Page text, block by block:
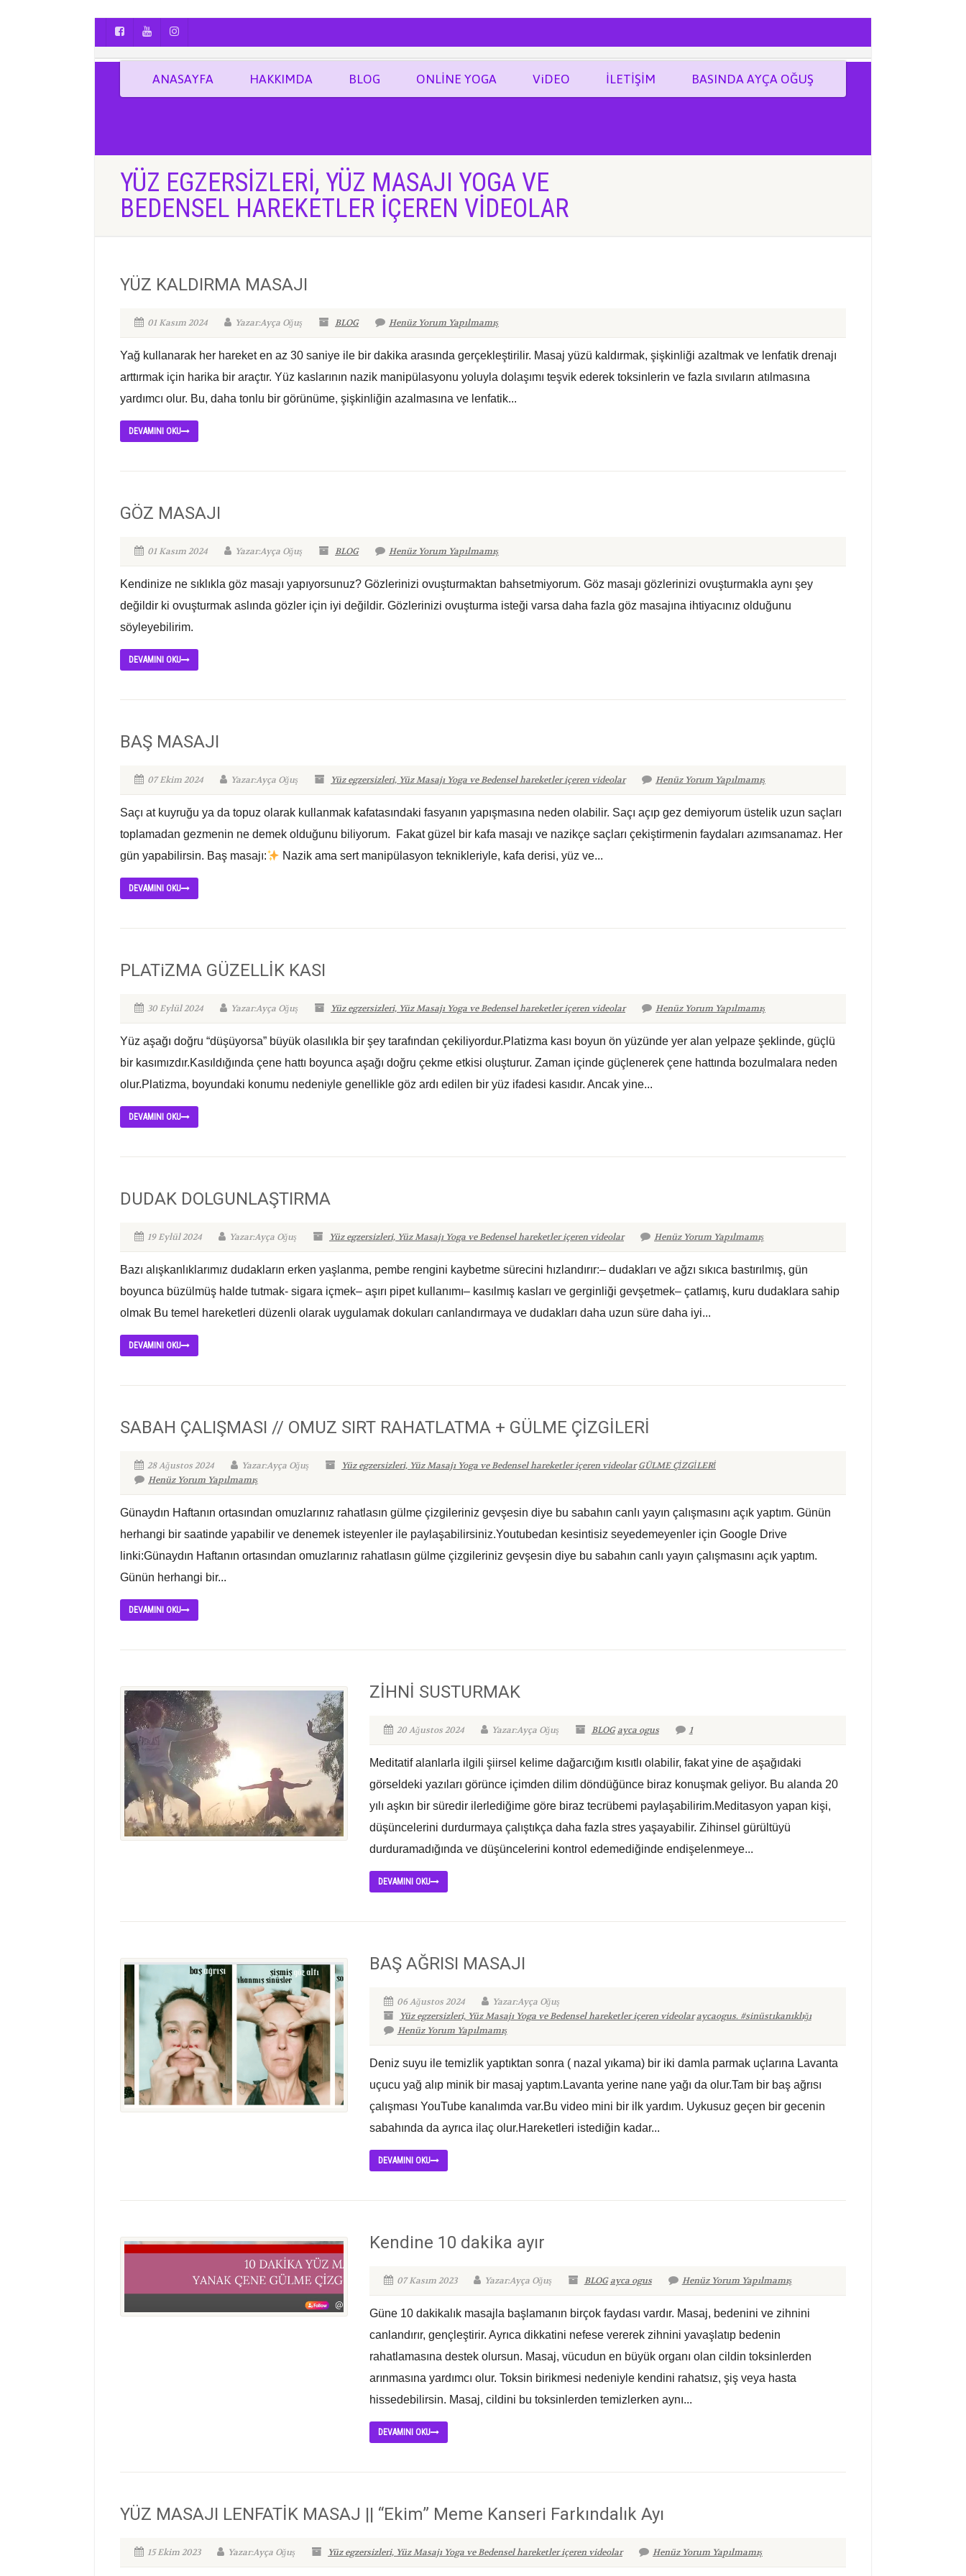
AYÇA OĞUŞ || YOGA | BOZCAADA | FOTOĞRAF
ANASAYFA HAKKIMDA BLOG ONLİNE YOGA ViDEO İLETİŞİM BASINDA AYÇA OĞUŞ
YÜZ EGZERSIZLERI, YÜZ MASAJI YOGA VE
BEDENSEL HAREKETLER IÇEREN VIDEOLAR
YÜZ KALDIRMA MASAJI
01 Kasım 2024 Yazar:Ayça Oğuş BLOG Henüz Yorum Yapılmamış
Yağ kullanarak her hareket en az 30 saniye ile bir dakika arasında gerçekleştirilir. Masaj yüzü kaldırmak, şişkinliği azaltmak ve lenfatik drenajı
arttırmak için harika bir araçtır. Yüz kaslarının nazik manipülasyonu yoluyla dolaşımı teşvik ederek toksinlerin ve fazla sıvıların atılmasına
yardımcı olur. Bu, daha tonlu bir görünüme, şişkinliğin azalmasına ve lenfatik...
DEVAMINI OKU
GÖZ MASAJI
01 Kasım 2024 Yazar:Ayça Oğuş BLOG Henüz Yorum Yapılmamış
Kendinize ne sıklıkla göz masajı yapıyorsunuz? Gözlerinizi ovuşturmaktan bahsetmiyorum. Göz masajı gözlerinizi ovuşturmakla aynı şey
değildir ki ovuşturmak aslında gözler için iyi değildir. Gözlerinizi ovuşturma isteği varsa daha fazla göz masajına ihtiyacınız olduğunu
söyleyebilirim.
DEVAMINI OKU
BAŞ MASAJI
07 Ekim 2024 Yazar:Ayça Oğuş Yüz egzersizleri, Yüz Masajı Yoga ve Bedensel hareketler içeren videolar Henüz Yorum Yapılmamış
Saçı at kuyruğu ya da topuz olarak kullanmak kafatasındaki fasyanın yapışmasına neden olabilir. Saçı açıp gez demiyorum üstelik uzun saçları
toplamadan gezmenin ne demek olduğunu biliyorum. Fakat güzel bir kafa masajı ve nazikçe saçları çekiştirmenin faydaları azımsanamaz. Her
gün yapabilirsin. Baş masajı:
Nazik ama sert manipülasyon teknikleriyle, kafa derisi, yüz ve...
DEVAMINI OKU
PLATiZMA GÜZELLİK KASI
30 Eylül 2024 Yazar:Ayça Oğuş Yüz egzersizleri, Yüz Masajı Yoga ve Bedensel hareketler içeren videolar Henüz Yorum Yapılmamış
Yüz aşağı doğru “düşüyorsa” büyük olasılıkla bir şey tarafından çekiliyordur.Platizma kası boyun ön yüzünde yer alan yelpaze şeklinde, güçlü
bir kasımızdır.Kasıldığında çene hattı boyunca aşağı doğru çekme etkisi oluşturur. Zaman içinde güçlenerek çene hattında bozulmalara neden
olur.Platizma, boyundaki konumu nedeniyle genellikle göz ardı edilen bir yüz ifadesi kasıdır. Ancak yine...
DEVAMINI OKU
DUDAK DOLGUNLAŞTIRMA
19 Eylül 2024 Yazar:Ayça Oğuş Yüz egzersizleri, Yüz Masajı Yoga ve Bedensel hareketler içeren videolar Henüz Yorum Yapılmamış
Bazı alışkanlıklarımız dudakların erken yaşlanma, pembe rengini kaybetme sürecini hızlandırır:– dudakları ve ağzı sıkıca bastırılmış, gün
boyunca büzülmüş halde tutmak‐ sigara içmek– aşırı pipet kullanımı– kasılmış kasları ve gerginliği gevşetmek– çatlamış, kuru dudaklara sahip
olmak Bu temel hareketleri düzenli olarak uygulamak dokuları canlandırmaya ve dudakları daha uzun süre daha iyi...
DEVAMINI OKU
SABAH ÇALIŞMASI // OMUZ SIRT RAHATLATMA + GÜLME ÇİZGİLERİ
28 Ağustos 2024 Yazar:Ayça Oğuş Yüz egzersizleri, Yüz Masajı Yoga ve Bedensel hareketler içeren videolar GÜLME ÇİZGİLERİ
Henüz Yorum Yapılmamış
Günaydın Haftanın ortasından omuzlarınız rahatlasın gülme çizgileriniz gevşesin diye bu sabahın canlı yayın çalışmasını açık yaptım. Günün
herhangi bir saatinde yapabilir ve denemek isteyenler ile paylaşabilirsiniz.Youtubedan kesintisiz seyedemeyenler için Google Drive
linki:Günaydın Haftanın ortasından omuzlarınız rahatlasın gülme çizgileriniz gevşesin diye bu sabahın canlı yayın çalışmasını açık yaptım.
Günün herhangi bir...
DEVAMINI OKU
ZİHNİ SUSTURMAK
20 Ağustos 2024 Yazar:Ayça Oğuş BLOG ayca ogus 1
Meditatif alanlarla ilgili şiirsel kelime dağarcığım kısıtlı olabilir, fakat yine de aşağıdaki
görseldeki yazıları görünce içimden dilim döndüğünce biraz konuşmak geliyor. Bu alanda 20
yılı aşkın bir süredir ilerlediğime göre biraz tecrübemi paylaşabilirim.Meditasyon yapan kişi,
düşüncelerini durdurmaya çalıştıkça daha fazla stres yaşayabilir. Zihinsel gürültüyü
durduramadığında ve düşüncelerini kontrol edemediğinde endişelenmeye...
DEVAMINI OKU
BAŞ AĞRISI MASAJI
06 Ağustos 2024
Yazar:Ayça Oğuş
Yüz egzersizleri, Yüz Masajı Yoga ve Bedensel hareketler içeren videolar aycaogus. #sinüstıkanıklığı
Henüz Yorum Yapılmamış
Deniz suyu ile temizlik yaptıktan sonra ( nazal yıkama) bir iki damla parmak uçlarına Lavanta
uçucu yağ alıp minik bir masaj yaptım.Lavanta yerine nane yağı da olur.Tam bir baş ağrısı
çalışması YouTube kanalımda var.Bu video mini bir ilk yardım. Uykusuz geçen bir gecenin
sabahında da ayrıca ilaç olur.Hareketleri istediğin kadar...
DEVAMINI OKU
Kendine 10 dakika ayır
07 Kasım 2023 Yazar:Ayça Oğuş BLOG ayca ogus Henüz Yorum Yapılmamış
Güne 10 dakikalık masajla başlamanın birçok faydası vardır. Masaj, bedenini ve zihnini
canlandırır, gençleştirir. Ayrıca dikkatini nefese vererek zihnini yavaşlatıp bedenin
rahatlamasına destek olursun. Masaj, vücudun en büyük organı olan cildin toksinlerden
arınmasına yardımcı olur. Toksin birikmesi nedeniyle kendini rahatsız, şiş veya hasta
hissedebilirsin. Masaj, cildini bu toksinlerden temizlerken aynı...
DEVAMINI OKU
YÜZ MASAJI LENFATİK MASAJ || “Ekim” Meme Kanseri Farkındalık Ayı
15 Ekim 2023 Yazar:Ayça Oğuş Yüz egzersizleri, Yüz Masajı Yoga ve Bedensel hareketler içeren videolar Henüz Yorum Yapılmamış